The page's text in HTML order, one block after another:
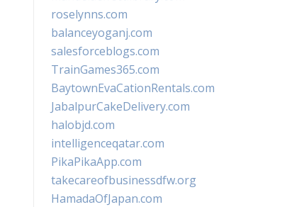
roselynns.com
balanceyoganj.com
salesforceblogs.com
TrainGames365.com
BaytownEvaCationRentals.com
JabalpurCakeDelivery.com
halobjd.com
intelligenceqatar.com
PikaPikaApp.com
takecareofbusinessdfw.org
HamadaOfJapan.com